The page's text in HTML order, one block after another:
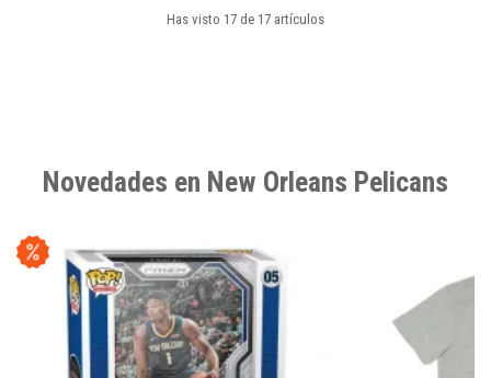
Has visto 17 de 17 artículos
Novedades en New Orleans Pelicans